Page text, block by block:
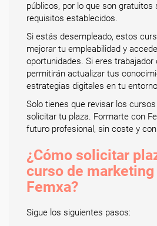
públicos, por lo que son gratuitos
requisitos establecidos.
Si estás desempleado, estos
mejorar tu empleabilidad y
oportunidades. Si eres trabajador
permitirán actualizar tus
estrategias digitales en tu
Solo tienes que revisar los
solicitar tu plaza. Formarte con
futuro profesional, sin coste y
¿Cómo solicitar
curso de
Femxa?
Sigue los siguientes pasos: